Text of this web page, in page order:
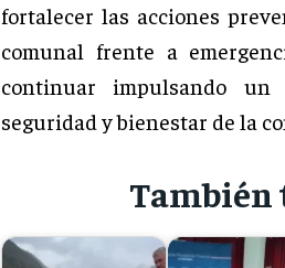
fortalecer las acciones
comunal frente a
continuar impulsando un
seguridad y bienestar de la
También